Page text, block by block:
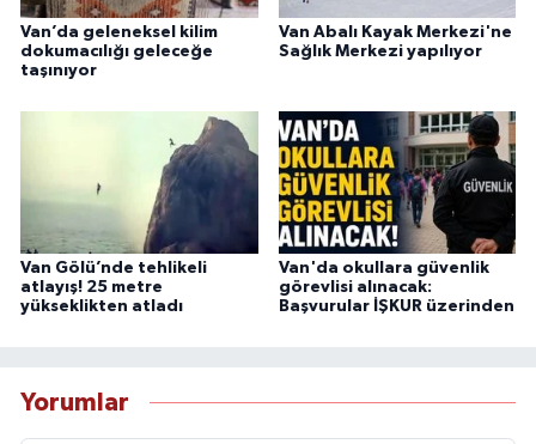
Van’da geleneksel kilim
dokumacılığı geleceğe
taşınıyor
Van Abalı Kayak Merkezi'ne
Sağlık Merkezi yapılıyor
Van Gölü’nde tehlikeli
atlayış! 25 metre
yükseklikten atladı
Van'da okullara güvenlik
görevlisi alınacak:
Başvurular İŞKUR üzerinden
Yorumlar